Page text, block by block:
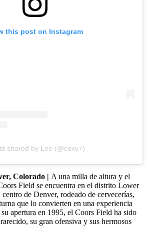
this post on Instagram
shared by Lee (@coxy7)
Colorado | A una milla de altura y el
Field se encuentra en el distrito Lower
de Denver, rodeado de cervecerías,
que lo convierten en una experiencia
apertura en 1995, el Coors Field ha sido
su gran ofensiva y sus hermosos